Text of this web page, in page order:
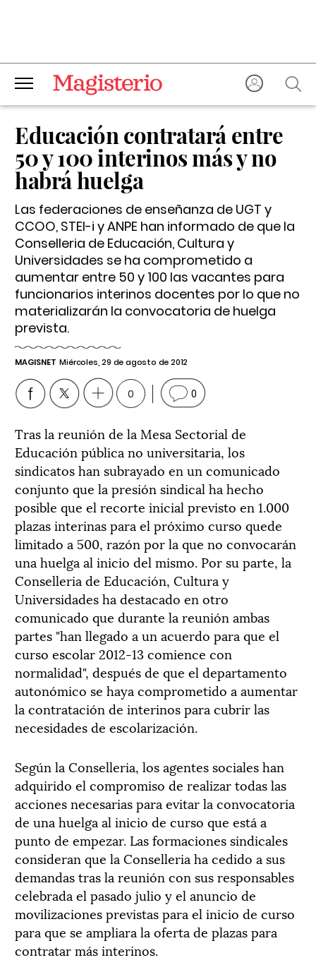
Educación contratará entre
50 y 100 interinos más y no
habrá huelga
Las federaciones de enseñanza de UGT y
CCOO, STEI-i y ANPE han informado de que la
Conselleria de Educación, Cultura y
Universidades se ha comprometido a
aumentar entre 50 y 100 las vacantes para
funcionarios interinos docentes por lo que no
materializarán la convocatoria de huelga
prevista.
MAGISNET Miércoles, 29 de agosto de 2012
0 0
Tras la reunión de la Mesa Sectorial de
Educación pública no universitaria, los
sindicatos han subrayado en un comunicado
conjunto que la presión sindical ha hecho
posible que el recorte inicial previsto en 1.000
plazas interinas para el próximo curso quede
limitado a 500, razón por la que no convocarán
una huelga al inicio del mismo. Por su parte, la
Conselleria de Educación, Cultura y
Universidades ha destacado en otro
comunicado que durante la reunión ambas
partes "han llegado a un acuerdo para que el
curso escolar 2012-13 comience con
normalidad", después de que el departamento
autonómico se haya comprometido a aumentar
la contratación de interinos para cubrir las
necesidades de escolarización.
Según la Conselleria, los agentes sociales han
adquirido el compromiso de realizar todas las
acciones necesarias para evitar la convocatoria
de una huelga al inicio de curso que está a
punto de empezar. Las formaciones sindicales
consideran que la Conselleria ha cedido a sus
demandas tras la reunión con sus responsables
celebrada el pasado julio y el anuncio de
movilizaciones previstas para el inicio de curso
para que se ampliara la oferta de plazas para
contratar más interinos.